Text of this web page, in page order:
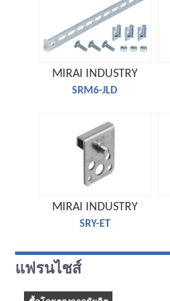
MIRAI INDUSTRY
SRM6-JLD
MIRAI INDUSTRY
SRY-ET
แฟรนไชส์